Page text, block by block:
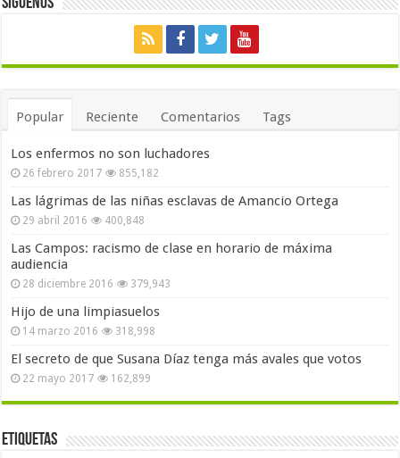
Popular Reciente Comentarios Tags
Los enfermos no son luchadores
26 febrero 2017 855,182
Las lágrimas de las niñas esclavas de Amancio Ortega
29 abril 2016 400,848
Las Campos: racismo de clase en horario de máxima
audiencia
28 diciembre 2016 379,943
Hijo de una limpiasuelos
14 marzo 2016 318,998
El secreto de que Susana Díaz tenga más avales que votos
22 mayo 2017 162,899
Etiquetas